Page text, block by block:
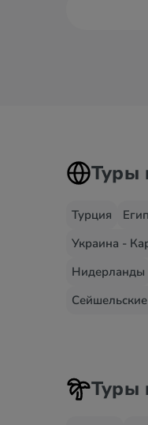
Туры
Турция
Украина -
Нидерланды
Туры